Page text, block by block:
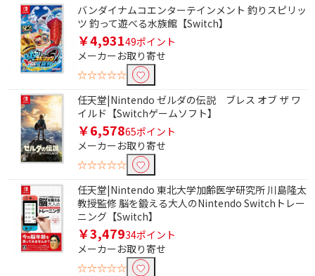
バンダイナムコエンターテインメント 釣りスピリッ
ツ 釣って遊べる水族館【Switch】
￥4,93149ポイント
メーカーお取り寄せ
☆☆☆☆☆
任天堂|Nintendo ゼルダの伝説 ブレス オブ ザ ワ
イルド【Switchゲームソフト】
￥6,57865ポイント
メーカーお取り寄せ
☆☆☆☆☆
任天堂|Nintendo 東北大学加齢医学研究所 川島隆太
教授監修 脳を鍛える大人のNintendo Switchトレー
ニング【Switch】
￥3,47934ポイント
メーカーお取り寄せ
☆☆☆☆☆